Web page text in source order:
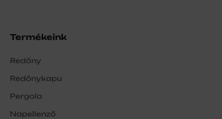
Termékeink
Redőny
Redőnykapu
Pergola
Napellenző